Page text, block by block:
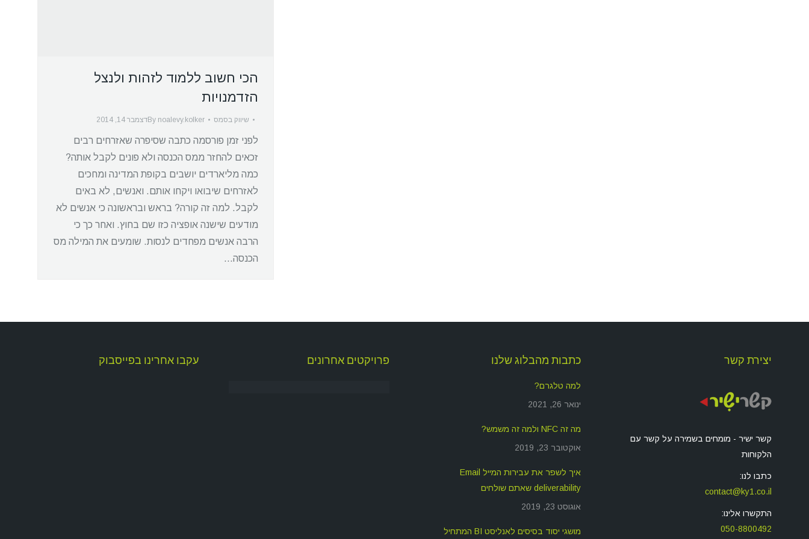
הכי חשוב ללמוד לזהות ולנצל
הזדמנויות
שיווק בסמס By noalevy.kolker דצמבר 14, 2014
לפני זמן פורסמה כתבה שסיפרה שאזרחים רבים
זכאים להחזר ממס הכנסה ולא פונים לקבל אותה?
כמה מליארדים יושבים בקופת המדינה ומחכים
לאזרחים שיבואו ויקחו אותם. ואנשים, לא באים
לקבל. למה זה קורה? בראש ובראשונה כי אנשים לא
מודעים שישנה אופציה כזו שם בחוץ. ואחר כך כי
הרבה אנשים מפחדים לנסות. שומעים את המילה מס
הכנסה…
יצירת קשר
קשר ישיר - מומחים בשמירה על קשר עם
הלקוחות
כתבו לנו:
contact@ky1.co.il
התקשרו אלינו:
050-8800492
כתבות מהבלוג שלנו
למה טלגרם?
ינואר 26, 2021
מה זה NFC ולמה זה משמש?
אוקטובר 23, 2019
איך לשפר את עבירות המייל Email
deliverability שאתם שולחים
אוגוסט 23, 2019
מושגי יסוד בסיסים לאנליסט BI המתחיל
פרויקטים אחרונים עקבו אחרינו בפייסבוק